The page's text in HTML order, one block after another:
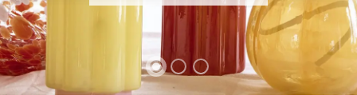
t
e
n
t